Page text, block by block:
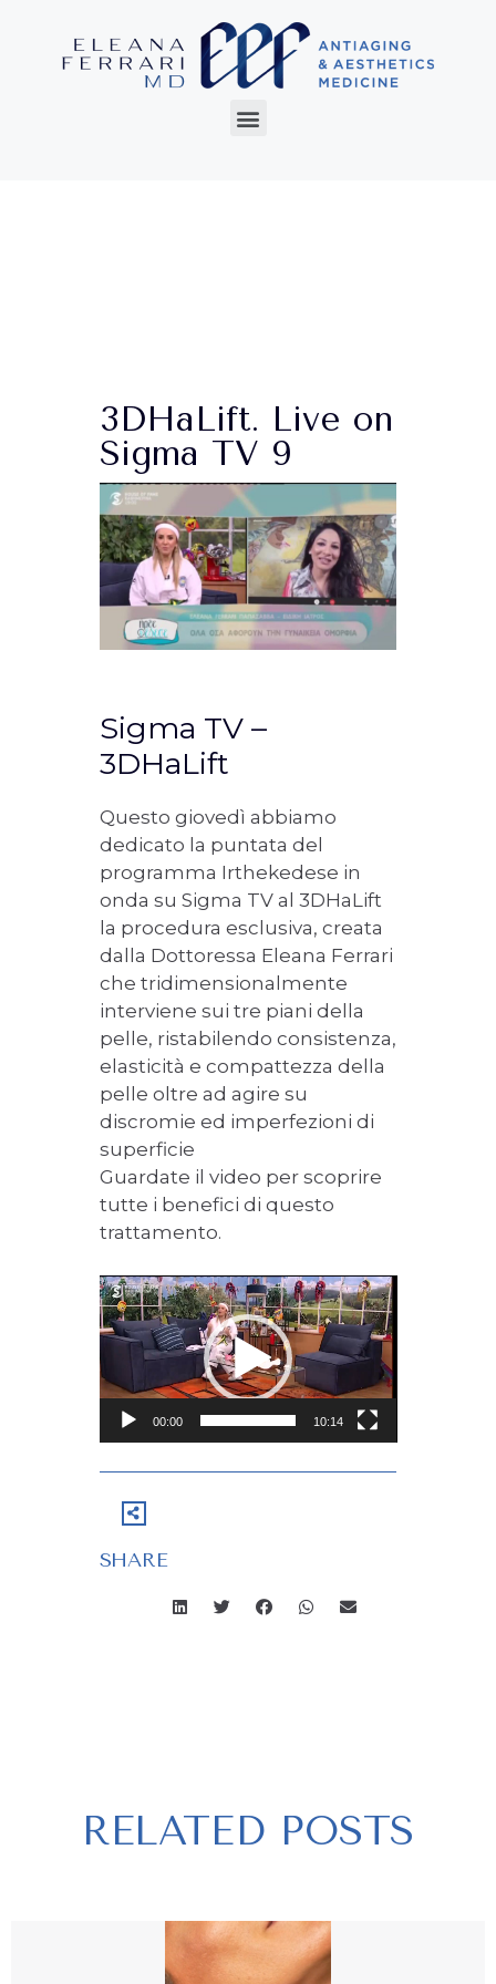
3DHaLift. Live on
Sigma TV 9
Sigma TV –
3DHaLift
Questo giovedì abbiamo
dedicato la puntata del
programma Irthekedese in
onda su Sigma TV al 3DHaLift
la procedura esclusiva, creata
dalla Dottoressa Eleana Ferrari
che tridimensionalmente
interviene sui tre piani della
pelle, ristabilendo consistenza,
elasticità e compattezza della
pelle oltre ad agire su
discromie ed imperfezioni di
superficie
Guardate il video per scoprire
tutte i benefici di questo
trattamento.
Video
Player
00:00 10:14
SHARE
RELATED POSTS